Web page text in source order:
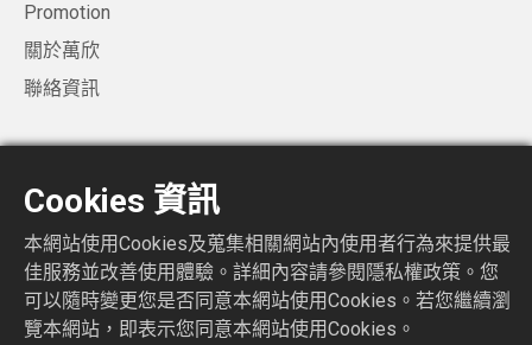
Promotion
關於萬欣
聯絡資訊
sales@rfconnector.com.tw
886-3-3787113
886-3-3787131
Cookies 資訊
本網站使用Cookies及蒐集相關網站內使用者行為來提供最
佳服務並改善使用體驗。詳細內容請參閱隱私權政策。您
可以隨時變更您是否同意本網站使用Cookies。若您繼續瀏
覽本網站，即表示您同意本網站使用Cookies。